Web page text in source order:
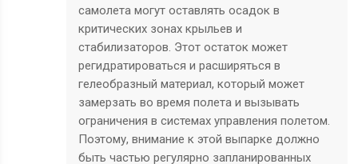
самолета могут оставлять осадок в
критических зонах крыльев и
стабилизаторов. Этот остаток может
регидратироваться и расширяться в
гелеобразный материал, который может
замерзать во время полета и вызывать
ограничения в системах управления полетом.
Поэтому, внимание к этой выпарке должно
быть частью регулярно запланированных